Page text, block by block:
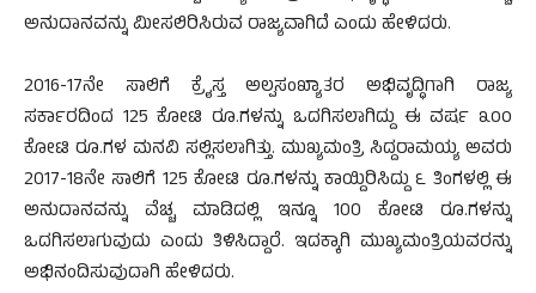
ಅನುದಾನವನ್ನು ಮೀಸಲಿರಿಸಿರುವ ರಾಜ್ಯವಾಗಿದೆ ಎಂದು ಹೇಳಿದರು.
2016-17ನೇ ಸಾಲಿಗೆ ಕ್ರೈಸ್ತ ಅಲ್ಪಸಂಖ್ಯಾತರ ಅಭಿವೃದ್ಧಿಗಾಗಿ ರಾಜ್ಯ
ಸರ್ಕಾರದಿಂದ 125 ಕೋಟಿ ರೂ.ಗಳನ್ನು ಒದಗಿಸಲಾಗಿದ್ದು ಈ ವರ್ಷ ೩೦೦
ಕೋಟಿ ರೂ.ಗಳ ಮನವಿ ಸಲ್ಲಿಸಲಾಗಿತ್ತು. ಮುಖ್ಯಮಂತ್ರಿ ಸಿದ್ದರಾಮಯ್ಯ ಅವರು
2017-18ನೇ ಸಾಲಿಗೆ 125 ಕೋಟಿ ರೂ.ಗಳನ್ನು ಕಾಯ್ದಿರಿಸಿದ್ದು ೬ ತಿಂಗಳಲ್ಲಿ ಈ
ಅನುದಾನವನ್ನು ವೆಚ್ಚ ಮಾಡಿದಲ್ಲಿ ಇನ್ನೂ 100 ಕೋಟಿ ರೂ.ಗಳನ್ನು
ಒದಗಿಸಲಾಗುವುದು ಎಂದು ತಿಳಿಸಿದ್ದಾರೆ. ಇದಕ್ಕಾಗಿ ಮುಖ್ಯಮಂತ್ರಿಯವರನ್ನು
ಅಭಿನಂದಿಸುವುದಾಗಿ ಹೇಳಿದರು.